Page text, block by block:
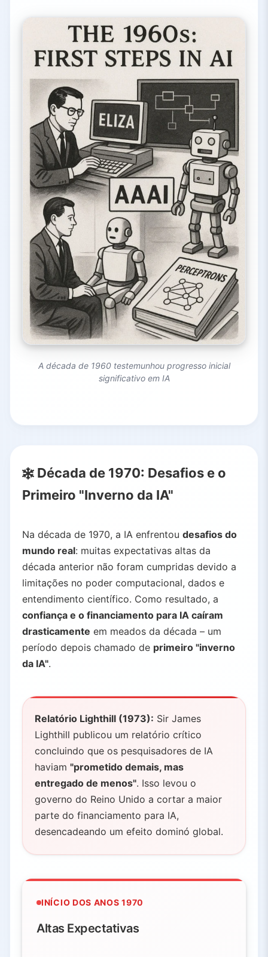
A década de 1960 testemunhou progresso inicial
significativo em IA
Década de 1970: Desafios e o
Primeiro "Inverno da IA"
Na década de 1970, a IA enfrentou desafios do
mundo real: muitas expectativas altas da
década anterior não foram cumpridas devido a
limitações no poder computacional, dados e
entendimento científico. Como resultado, a
confiança e o financiamento para IA caíram
drasticamente em meados da década – um
período depois chamado de primeiro "inverno
da IA".
Relatório Lighthill (1973): Sir James
Lighthill publicou um relatório crítico
concluindo que os pesquisadores de IA
haviam "prometido demais, mas
entregado de menos". Isso levou o
governo do Reino Unido a cortar a maior
parte do financiamento para IA,
desencadeando um efeito dominó global.
INÍCIO DOS ANOS 1970
Altas Expectativas